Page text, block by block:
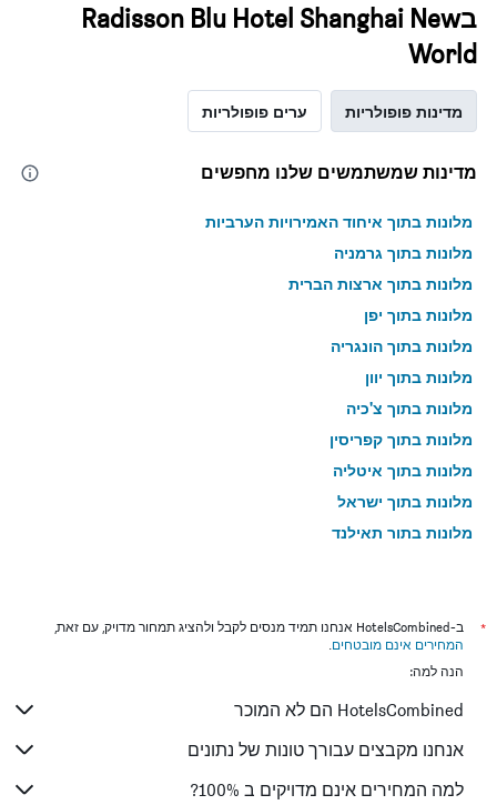
בRadisson Blu Hotel Shanghai New
World
מדינות פופולריות ערים פופולריות
מדינות שמשתמשים שלנו מחפשים
מלונות בתוך איחוד האמירויות הערביות
מלונות בתוך גרמניה
מלונות בתוך ארצות הברית
מלונות בתוך יפן
מלונות בתוך הונגריה
מלונות בתוך יוון
מלונות בתוך צ'כיה
מלונות בתוך קפריסין
מלונות בתוך איטליה
מלונות בתוך ישראל
מלונות בתוך תאילנד
*
ב-HotelsCombined אנחנו תמיד מנסים לקבל ולהציג תמחור מדויק, עם זאת,
המחירים אינם מובטחים.
הנה למה:
HotelsCombined הם לא המוכר
אנחנו מקבצים עבורך טונות של נתונים
למה המחירים אינם מדויקים ב 100%?